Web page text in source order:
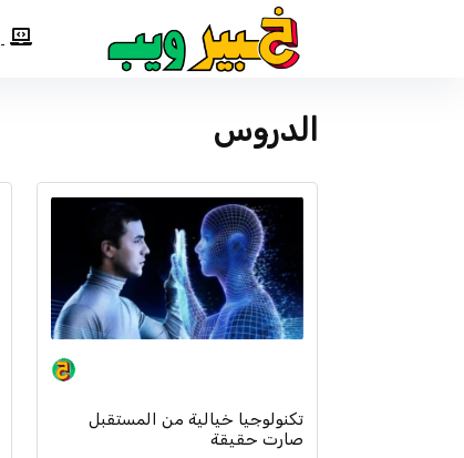
الدروس
تكنولوجيا خيالية من المستقبل
صارت حقيقة